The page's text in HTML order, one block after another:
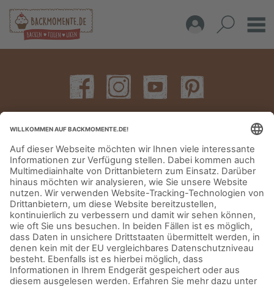
IMPRESSUM DATENSCHUTZERKLÄRUNG AGB KONTAKT
© Aurora Mühlen GmbH - Trettaustraße 49 – D-21107 Hamburg